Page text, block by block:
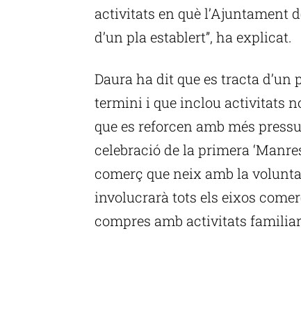
activitats en què l’Ajuntament
d’un pla establert”, ha explicat.
Daura ha dit que es tracta
termini i que inclou activitats
que es reforcen amb més
celebració de la primera
comerç que neix amb la
involucrarà tots els eixos
compres amb activitats